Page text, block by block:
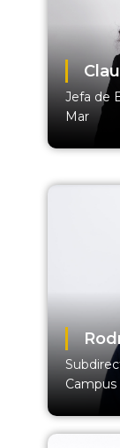
Jefa de
Mar
Campus